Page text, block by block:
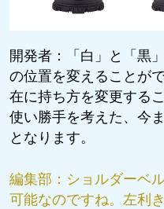
開発者：
「白」と「黒
の位置を変えることが
在に持ち方を変更する
使い勝手を考えた、今
となります。
編集部： ショルダーベ
可能なのですね。左利